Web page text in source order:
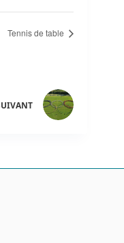
Tennis de table